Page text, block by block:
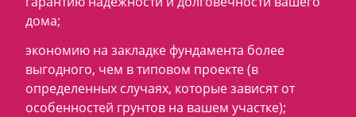
дома;
экономию на закладке фундамента более
выгодного, чем в типовом проекте (в
определенных случаях, которые зависят от
особенностей грунтов на вашем участке);